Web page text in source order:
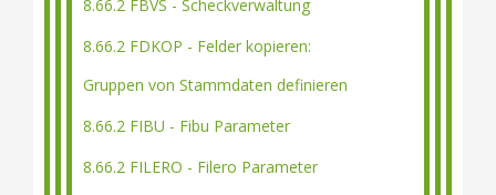
8.66.2 FBVS - Scheckverwaltung
8.66.2 FDKOP - Felder kopieren:
Gruppen von Stammdaten definieren
8.66.2 FIBU - Fibu Parameter
8.66.2 FILERO - Filero Parameter